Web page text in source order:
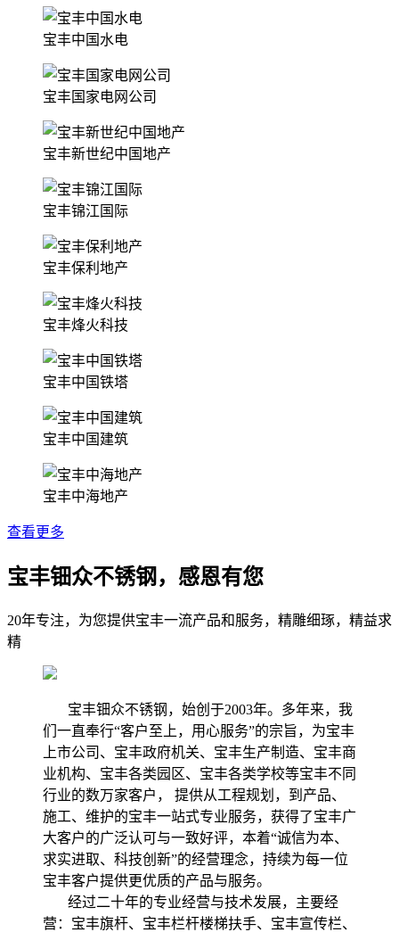
宝丰中国水电
宝丰国家电网公司
宝丰新世纪中国地产
宝丰锦江国际
宝丰保利地产
宝丰烽火科技
宝丰中国铁塔
宝丰中国建筑
宝丰中海地产
查看更多
宝丰钿众不锈钢，感恩有您
20年专注，为您提供宝丰一流产品和服务，精雕细琢，精益求
精
宝丰钿众不锈钢，始创于2003年。多年来，我
们一直奉行“客户至上，用心服务”的宗旨，为宝丰
上市公司、宝丰政府机关、宝丰生产制造、宝丰商
业机构、宝丰各类园区、宝丰各类学校等宝丰不同
行业的数万家客户， 提供从工程规划，到产品、
施工、维护的宝丰一站式专业服务，获得了宝丰广
大客户的广泛认可与一致好评，本着“诚信为本、
求实进取、科技创新”的经营理念，持续为每一位
宝丰客户提供更优质的产品与服务。
经过二十年的专业经营与技术发展，主要经
营：宝丰旗杆、宝丰栏杆楼梯扶手、宝丰宣传栏、